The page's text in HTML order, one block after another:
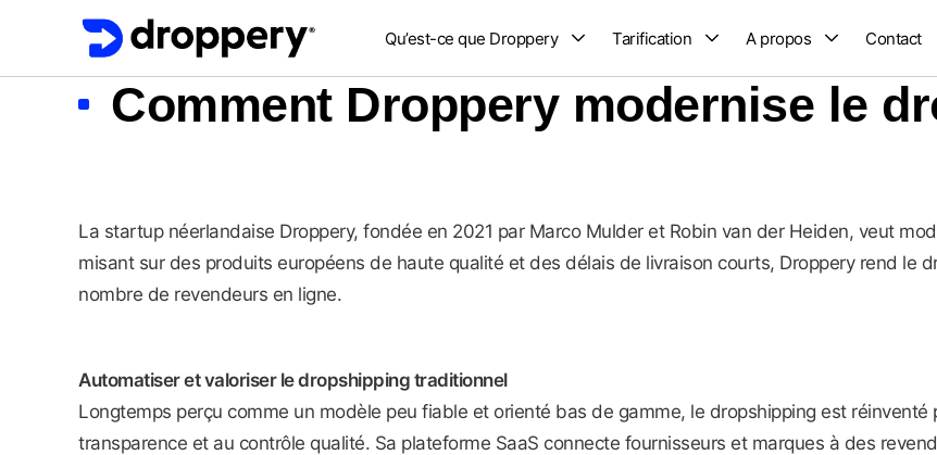
Qu’est-ce que Droppery Tarification A propos Contact
Comment Droppery modernise le
La startup néerlandaise Droppery, fondée en 2021 par Marco Mulder et Robin van der Heiden, veut
misant sur des produits européens de haute qualité et des délais de livraison courts, Droppery rend le
nombre de revendeurs en ligne.
Automatiser et valoriser le dropshipping traditionnel
Longtemps perçu comme un modèle peu fiable et orienté bas de gamme, le dropshipping est réinventé
transparence et au contrôle qualité. Sa plateforme SaaS connecte fournisseurs et marques à des